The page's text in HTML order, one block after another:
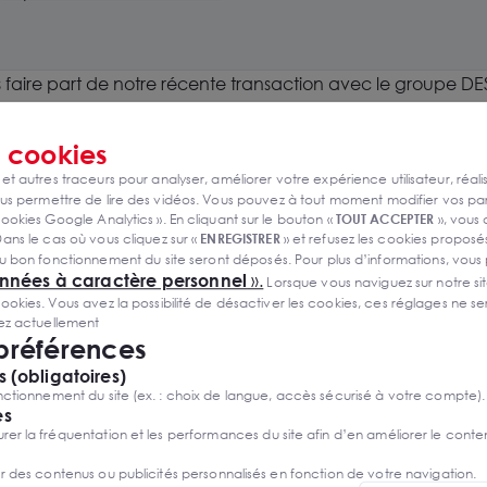
faire part de notre récente transaction avec le groupe
l'incendie. DESAUTEL, spécialisé dans les solutions de
à usage mixte dans la ville de Saint Jeannet.
et leur engagement en
d'expertise
pour sa spécialisation dans la protection contre
par les extincteurs, la société a élargi son
contre l'incendie. Avec 27 agences en France
présence solide dans l'industrie.
régionaux démontre leur engagement à être
de haute performance qui adhèrent aux diverses
et des exigences uniques.
cookies
et autres traceurs pour analyser, améliorer votre expérience utilisateur,
permettre de lire des vidéos. Vous pouvez à tout moment modifier vos
Google Analytics ». En cliquant sur le bouton «TOUT ACCEPTER »,
le cas où vous cliquez sur « ENREGISTRER» et refusez les cookies
bon fonctionnement du site seront déposés. Pour plus d’informations,
à caractère personnel ». Lorsque vous naviguez sur notre
Vous avez la possibilité de désactiver les cookies, ces réglages ne
actuellement
(obligatoires)
du site (ex. : choix de langue, accès sécurisé à votre compte).
la fréquentation et les performances du site afin d’en améliorer le
des contenus ou publicités personnalisés en fonction de votre navigation.